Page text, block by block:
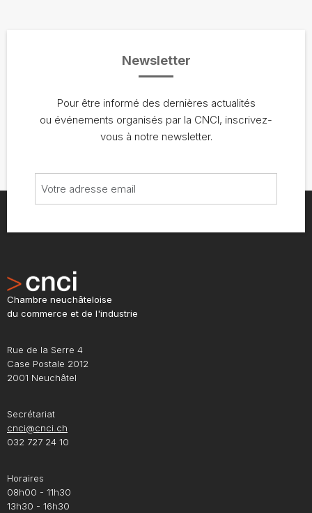
Newsletter
Pour être informé des dernières actualités
ou événements organisés par la CNCI, inscrivez-
vous à notre newsletter.
Chambre neuchâteloise
du commerce et de l'industrie
Rue de la Serre 4
Case Postale 2012
2001 Neuchâtel
Secrétariat
cnci@cnci.ch
032 727 24 10
Horaires
08h00 - 11h30
13h30 - 16h30